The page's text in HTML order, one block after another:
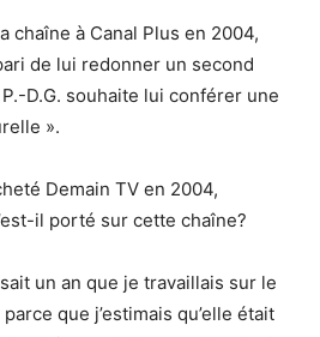
chaîne à Canal Plus en 2004,
de lui redonner un second
D.G. souhaite lui conférer une
».
Demain TV en 2004,
il porté sur cette chaîne?
un an que je travaillais sur le
que j’estimais qu’elle était